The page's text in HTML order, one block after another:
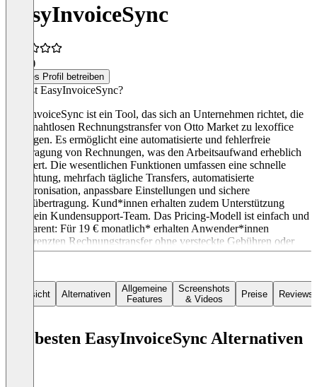
EasyInvoiceSync
(1)
Dieses Profil betreiben
Was ist EasyInvoiceSync?
EasyInvoiceSync ist ein Tool, das sich an Unternehmen richtet, die
einen nahtlosen Rechnungstransfer von Otto Market zu lexoffice
benötigen. Es ermöglicht eine automatisierte und fehlerfreie
Übertragung von Rechnungen, was den Arbeitsaufwand erheblich
reduziert. Die wesentlichen Funktionen umfassen eine schnelle
Einrichtung, mehrfach tägliche Transfers, automatisierte
Synchronisation, anpassbare Einstellungen und sichere
Datenübertragung. Kund*innen erhalten zudem Unterstützung
durch ein Kundensupport-Team. Das Pricing-Modell ist einfach und
transparent: Für 19 € monatlich* erhalten Anwender*innen
unbegrenzten Rechnungstransfer ohne versteckte Gebühren oder
Begrenzungen.
Übersicht Alternativen
Allgemeine
Features
Screenshots
& Videos
Preise Reviews
Die besten EasyInvoiceSync Alternativen